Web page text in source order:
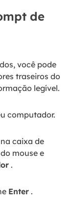
de
você pode
traseiros do
legível.
computador.
caixa de
mouse e
.
Enter.